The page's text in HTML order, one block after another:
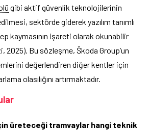
gibi aktif güvenlik teknolojilerinin
sektörde giderek yazılım tanımlı
kaymasının işareti olarak okunabilir
2025). Bu sözleşme, Škoda Group’un
değerlendiren diğer kentler için
olasılığını artırmaktadır.
üreteceği tramvaylar hangi teknik